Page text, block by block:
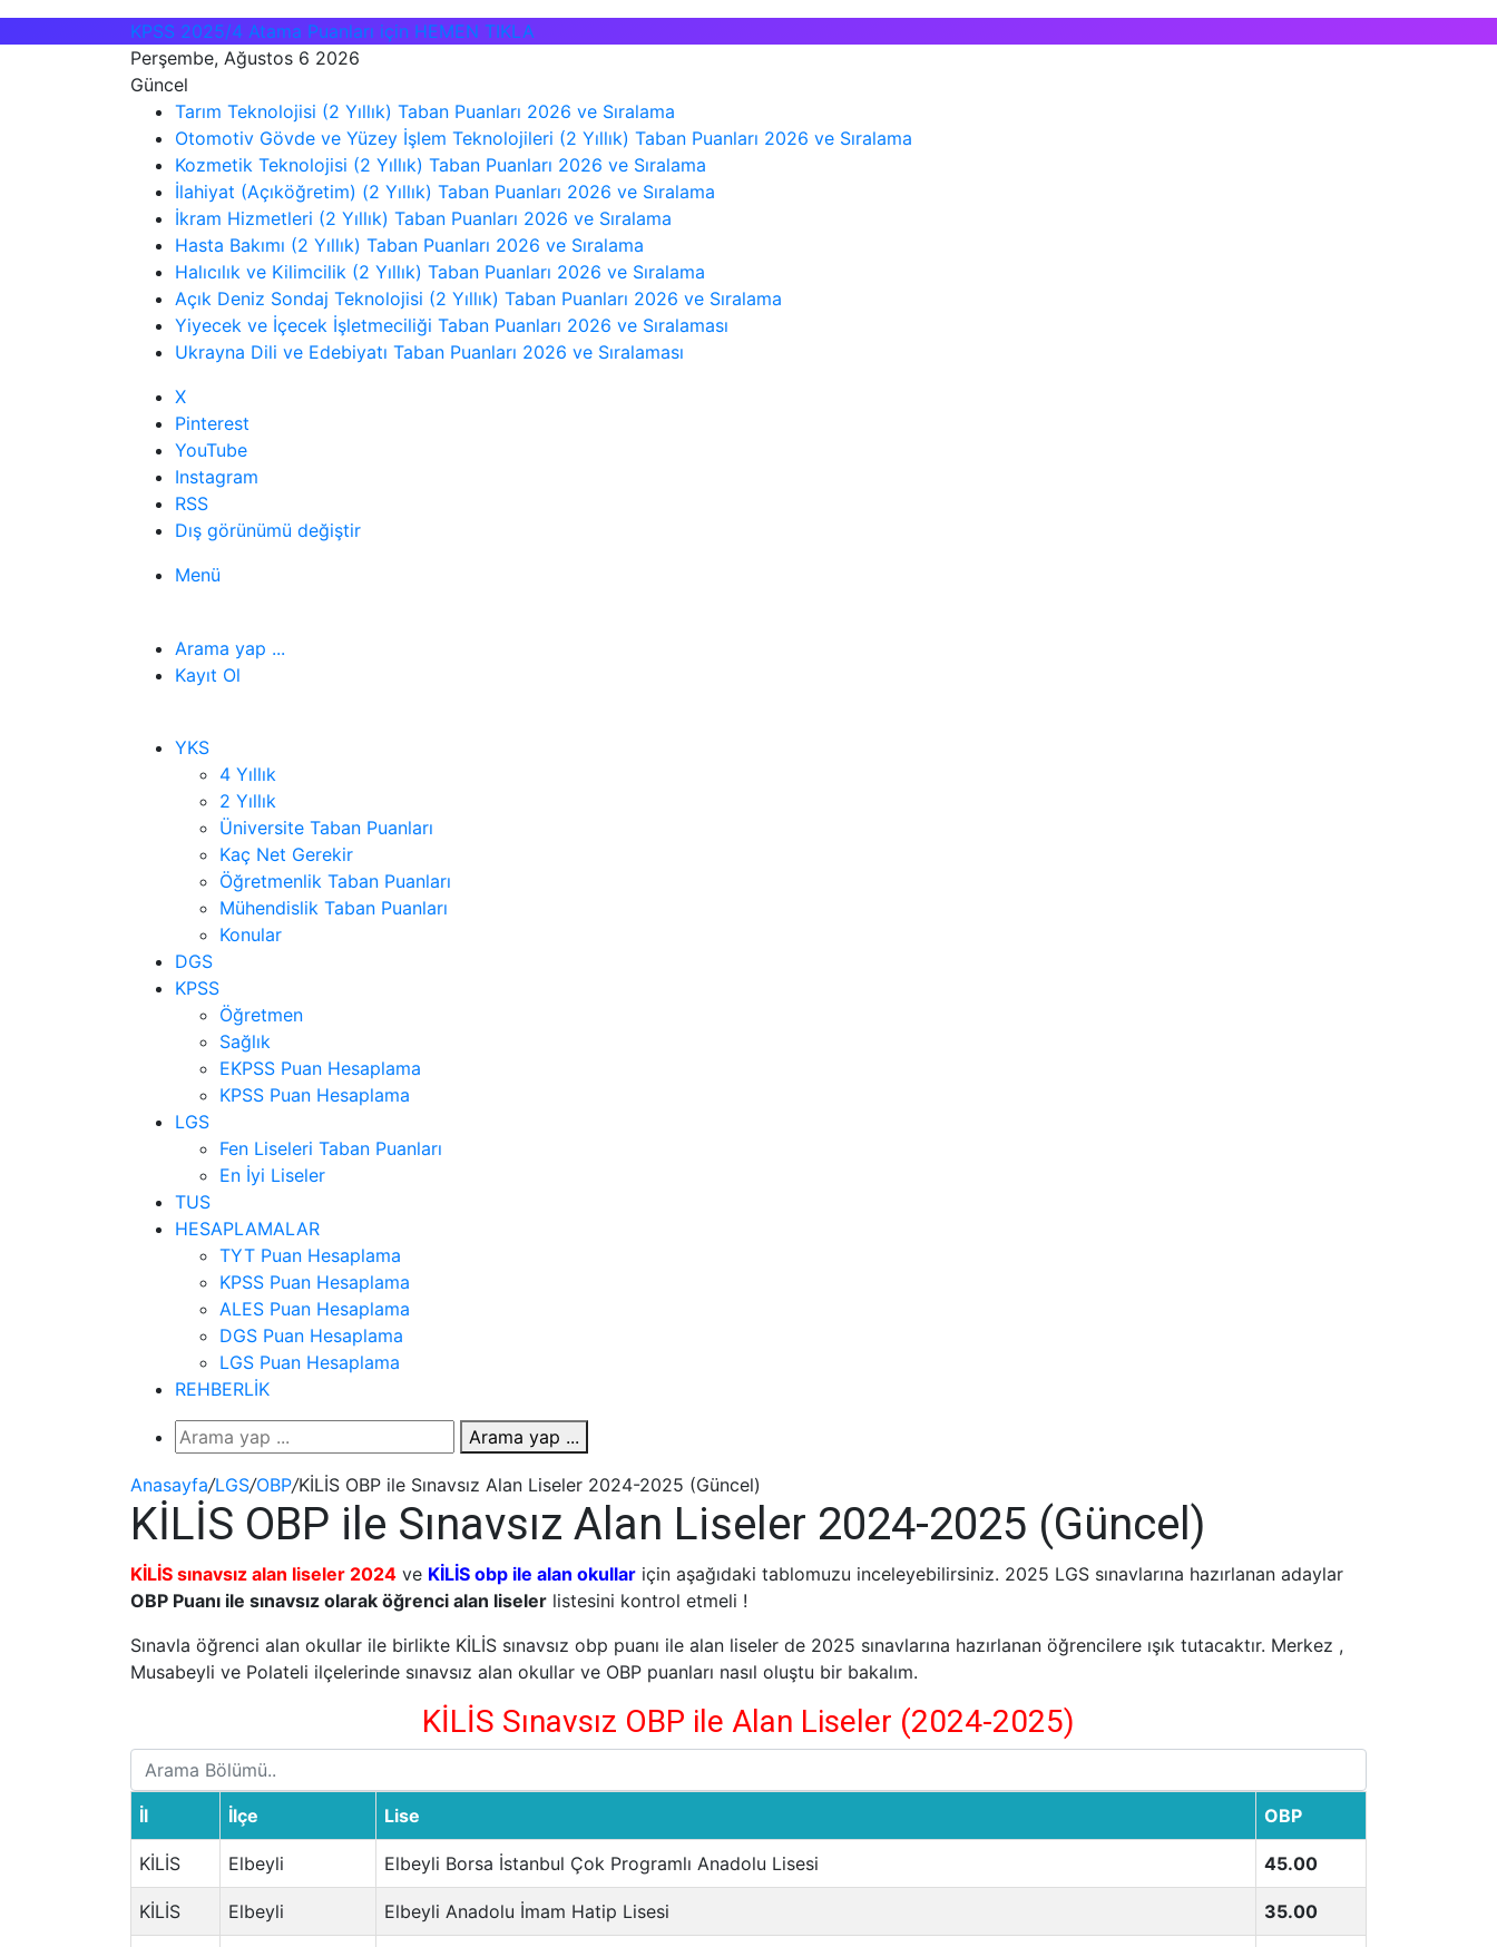
KPSS 2025/4 Atama Puanları için HEMEN TIKLA
Perşembe, Ağustos 6 2026
Güncel
Tarım Teknolojisi (2 Yıllık) Taban Puanları 2026 ve Sıralama
Otomotiv Gövde ve Yüzey İşlem Teknolojileri (2 Yıllık) Taban Puanları 2026 ve Sıralama
Kozmetik Teknolojisi (2 Yıllık) Taban Puanları 2026 ve Sıralama
İlahiyat (Açıköğretim) (2 Yıllık) Taban Puanları 2026 ve Sıralama
İkram Hizmetleri (2 Yıllık) Taban Puanları 2026 ve Sıralama
Hasta Bakımı (2 Yıllık) Taban Puanları 2026 ve Sıralama
Halıcılık ve Kilimcilik (2 Yıllık) Taban Puanları 2026 ve Sıralama
Açık Deniz Sondaj Teknolojisi (2 Yıllık) Taban Puanları 2026 ve Sıralama
Yiyecek ve İçecek İşletmeciliği Taban Puanları 2026 ve Sıralaması
Ukrayna Dili ve Edebiyatı Taban Puanları 2026 ve Sıralaması
X
Pinterest
YouTube
Instagram
RSS
Dış görünümü değiştir
Menü
Arama yap ...
Kayıt Ol
YKS
4 Yıllık
2 Yıllık
Üniversite Taban Puanları
Kaç Net Gerekir
Öğretmenlik Taban Puanları
Mühendislik Taban Puanları
Konular
DGS
KPSS
Öğretmen
Sağlık
EKPSS Puan Hesaplama
KPSS Puan Hesaplama
LGS
Fen Liseleri Taban Puanları
En İyi Liseler
TUS
HESAPLAMALAR
TYT Puan Hesaplama
KPSS Puan Hesaplama
ALES Puan Hesaplama
DGS Puan Hesaplama
LGS Puan Hesaplama
REHBERLİK
Arama yap ...
Anasayfa/LGS/OBP/KİLİS OBP ile Sınavsız Alan Liseler 2024-2025 (Güncel)
KİLİS OBP ile Sınavsız Alan Liseler 2024-2025 (Güncel)
KİLİS sınavsız alan liseler 2024 ve KİLİS obp ile alan okullar için aşağıdaki tablomuzu inceleyebilirsiniz. 2025 LGS sınavlarına hazırlanan adaylar
OBP Puanı ile sınavsız olarak öğrenci alan liseler listesini kontrol etmeli !
Sınavla öğrenci alan okullar ile birlikte KİLİS sınavsız obp puanı ile alan liseler de 2025 sınavlarına hazırlanan öğrencilere ışık tutacaktır. Merkez ,
Musabeyli ve Polateli ilçelerinde sınavsız alan okullar ve OBP puanları nasıl oluştu bir bakalım.
KİLİS Sınavsız OBP ile Alan Liseler (2024-2025)
İl İlçe Lise OBP
KİLİS Elbeyli Elbeyli Borsa İstanbul Çok Programlı Anadolu Lisesi 45.00
KİLİS Elbeyli Elbeyli Anadolu İmam Hatip Lisesi 35.00